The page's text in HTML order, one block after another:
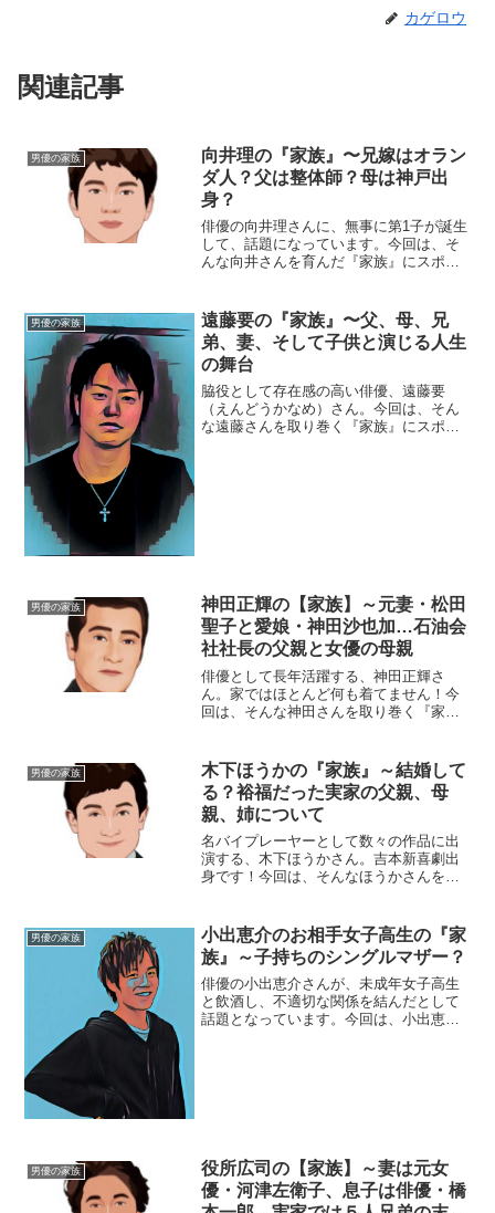
カゲロウ
関連記事
男優の家族
向井理の『家族』〜兄嫁はオラン
ダ人？父は整体師？母は神戸出
身？
俳優の向井理さんに、無事に第1子が誕生
して、話題になっています。今回は、そ
んな向井さんを育んだ『家族』にスポッ
は、和歌山の出身で、ラグビーの選手と
して鳴らしました。実業団...
男優の家族
遠藤要の『家族』〜父、母、兄
弟、妻、そして子供と演じる人生
の舞台
脇役として存在感の高い俳優、遠藤要
（えんどうかなめ）さん。今回は、そん
な遠藤さんを取り巻く『家族』にスポッ
男優の家族
神田正輝の【家族】～元妻・松田
聖子と愛娘・神田沙也加…石油会
社社長の父親と女優の母親
俳優として長年活躍する、神田正輝さ
ん。家ではほとんど何も着てません！今
回は、そんな神田さんを取り巻く『家
〈昭和25年〉12月21日身 長：178cm
血液型 ：A型出身...
男優の家族
木下ほうかの『家族』～結婚して
る？裕福だった実家の父親、母
親、姉について
名バイプレーヤーとして数々の作品に出
演する、木下ほうかさん。吉本新喜劇出
身です！今回は、そんなほうかさんを取
名：木下鳳華（きのした・ほうか）生年
月日：1964年〈昭和3...
男優の家族
小出恵介のお相手女子高生の『家
族』～子持ちのシングルマザー？
俳優の小出恵介さんが、未成年女子高生
と飲酒し、不適切な関係を結んだとして
話題となっています。今回は、小出恵介
男優の家族
役所広司の【家族】～妻は元女
優・河津左衛子、息子は俳優・橋